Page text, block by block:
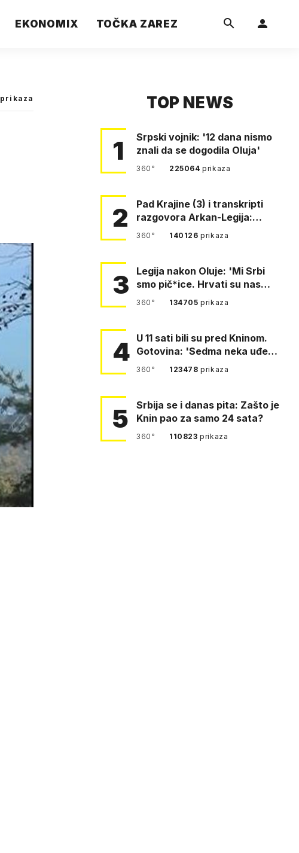
EKONOMIX TOČKA ZAREZ
prikaza TOP NEWS
1
Srpski vojnik: '12 dana nismo
znali da se dogodila Oluja'
360° 225064prikaza
2
Pad Krajine (3) i transkripti
razgovora Arkan-Legija:
'Čujem, prelazite ustašam…
360° 140126prikaza
3
Legija nakon Oluje: 'Mi Srbi
smo pič*ice. Hrvati su nas
pomeli!'
360° 134705prikaza
4 U 11 sati bili su pred Kninom.
Gotovina: 'Sedma neka uđe,
4. gardijska neka g…
360° 123478prikaza
5
Srbija se i danas pita: Zašto je
Knin pao za samo 24 sata?
360° 110823prikaza